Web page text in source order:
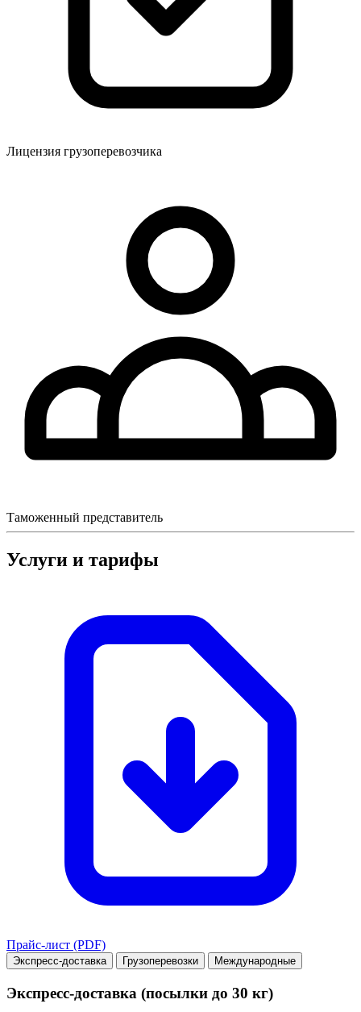
Лицензия грузоперевозчика
Таможенный представитель
Услуги и тарифы
Прайс-лист (PDF)
Экспресс-доставка Грузоперевозки Международные
Экспресс-доставка (посылки до 30 кг)